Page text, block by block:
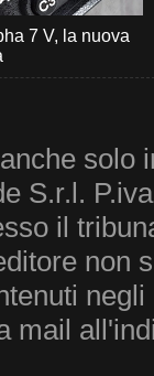
7 V, la nuova
solo
S.r.l.
il
non
mail